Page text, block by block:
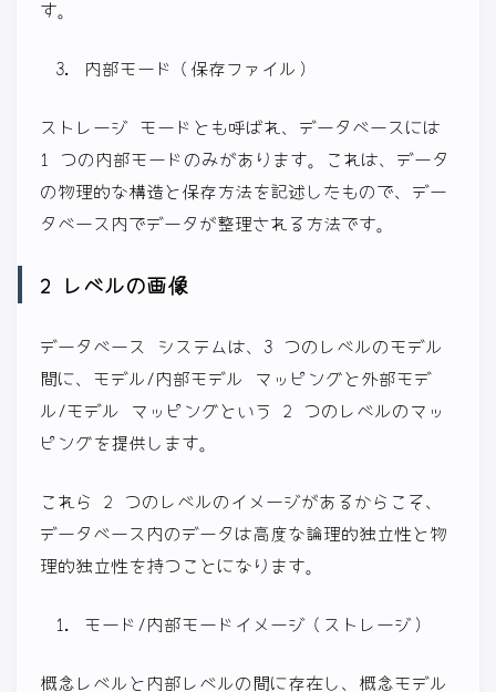
す。
内部モード（保存ファイル）
ストレージ モードとも呼ばれ、データベースには
1 つの内部モードのみがあります。これは、データ
の物理的な構造と保存方法を記述したもので、デー
タベース内でデータが整理される方法です。
2 レベルの画像
データベース システムは、3 つのレベルのモデル
間に、モデル/内部モデル マッピングと外部モデ
ル/モデル マッピングという 2 つのレベルのマッ
ピングを提供します。
これら 2 つのレベルのイメージがあるからこそ、
データベース内のデータは高度な論理的独立性と物
理的独立性を持つことになります。
モード/内部モードイメージ（ストレージ）
概念レベルと内部レベルの間に存在し、概念モデル